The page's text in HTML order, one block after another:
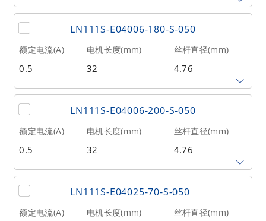
2 9 0.1
丝杆导程(mm) 丝杆长度(mm) 额定推力(N
@300RPM)
相数 转子惯量(g•cm²) 重量(kg)
2 9 0.1
LN111S-E04006-180-S-050
额定电流(A) 电机长度(mm) 丝杆直径(mm)
0.5 32 4.76
丝杆导程(mm) 丝杆长度(mm) 额定推力(N
@300RPM)
相数 转子惯量(g•cm²) 重量(kg)
2 9 0.1
LN111S-E04006-200-S-050
额定电流(A) 电机长度(mm) 丝杆直径(mm)
0.5 32 4.76
丝杆导程(mm) 丝杆长度(mm) 额定推力(N
@300RPM)
LN111S-E04025-70-S-050
额定电流(A) 电机长度(mm) 丝杆直径(mm)